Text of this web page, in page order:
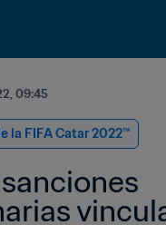
09:45
la FIFA Catar 2022™